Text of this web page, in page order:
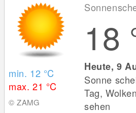
min. 12 °C
max. 21 °C
© ZAMG
18
Heute, 9
Sonne
Tag,
sehen